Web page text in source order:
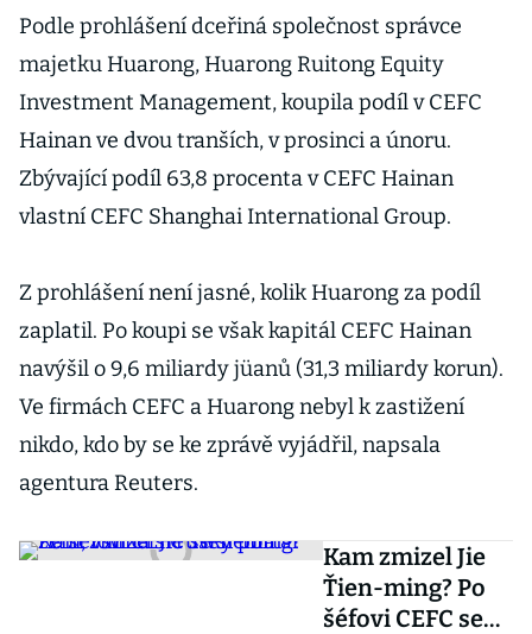
Podle prohlášení dceřiná společnost správce
majetku Huarong, Huarong Ruitong Equity
Investment Management, koupila podíl v CEFC
Hainan ve dvou tranších, v prosinci a únoru.
Zbývající podíl 63,8 procenta v CEFC Hainan
vlastní CEFC Shanghai International Group.
Z prohlášení není jasné, kolik Huarong za podíl
zaplatil. Po koupi se však kapitál CEFC Hainan
navýšil o 9,6 miliardy jüanů (31,3 miliardy korun).
Ve firmách CEFC a Huarong nebyl k zastižení
nikdo, kdo by se ke zprávě vyjádřil, napsala
agentura Reuters.
Kam zmizel Jie
Ťien-ming? Po
šéfovi CEFC se